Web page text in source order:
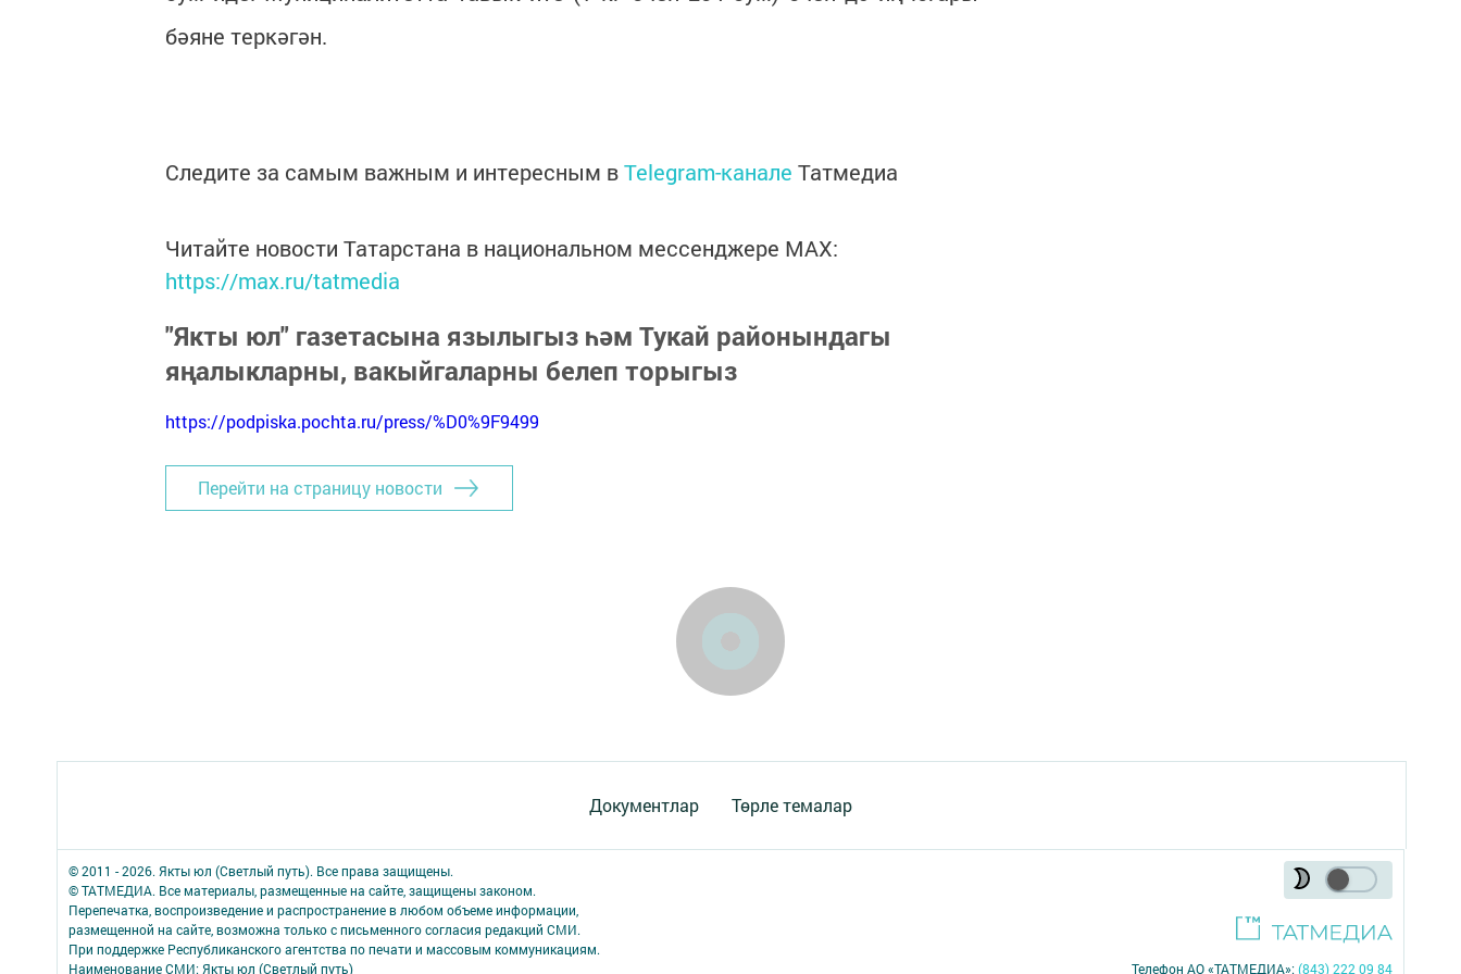
бәяне теркәгән.
Следите за самым важным и интересным вTelegram-канале Татмедиа
Читайте новости Татарстана в национальном мессенджере MАХ:
https://max.ru/tatmedia
"Якты юл" газетасына язылыгыз һәм Тукай районындагы
яңалыкларны, вакыйгаларны белеп торыгыз
https://podpiska.pochta.ru/press/%D0%9F9499
Перейти на страницу новости
Документлар Төрле темалар
© 2011 - 2026. Якты юл (Светлый путь). Все права защищены.
© ТАТМЕДИА. Все материалы, размещенные на сайте, защищены законом.
Перепечатка, воспроизведение и распространение в любом объеме информации,
размещенной на сайте, возможна только с письменного согласия редакций СМИ.
При поддержке Республиканского агентства по печати и массовым коммуникациям.
Наименование СМИ: Якты юл (Светлый путь)
Телефон АО «ТАТМЕДИА»:(843) 222 09 84